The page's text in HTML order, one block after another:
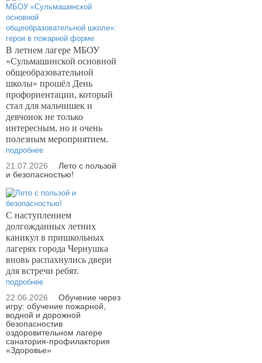
В летнем лагере МБОУ
«Сульмашинской основной
общеобразовательной
школы» прошёл День
профориентации, который
стал для мальчишек и
девчонок не только
интересным, но и очень
полезным мероприятием.
подробнее
21.07.2026
Лето с пользой
и безопасностью!
С наступлением
долгожданных летних
каникул в пришкольных
лагерях города Чернушка
вновь распахнулись двери
для встречи ребят.
подробнее
22.06.2026
Обучение через
игру: обучение пожарной,
водной и дорожной
безопасностив
оздоровительном лагере
санатория-профилактория
«Здоровье»